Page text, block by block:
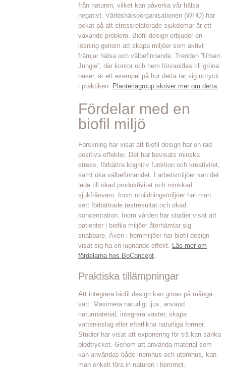
från naturen, vilket kan påverka vår hälsa
negativt. Världshälsoorganisationen (WHO) har
pekat på att stressrelaterade sjukdomar är ett
växande problem. Biofil design erbjuder en
lösning genom att skapa miljöer som aktivt
främjar hälsa och välbefinnande. Trenden ”Urban
Jungle”, där kontor och hem förvandlas till gröna
oaser, är ett exempel på hur detta tar sig uttryck
i praktiken. Planteriagroup skriver mer om detta.
Fördelar med en
biofil miljö
Forskning har visat att biofil design har en rad
positiva effekter. Det har bevisats minska
stress, förbättra kognitiv funktion och kreativitet,
samt öka välbefinnandet. I arbetsmiljöer kan det
leda till ökad produktivitet och minskad
sjukfrånvaro. Inom utbildningsmiljöer har man
sett förbättrade testresultat och ökad
koncentration. Inom vården har studier visat att
patienter i biofila miljöer återhämtar sig
snabbare. Även i hemmiljöer har biofil design
visat sig ha en lugnande effekt. Läs mer om
fördelarna hos BoConcept.
Praktiska tillämpningar
Att integrera biofil design kan göras på många
sätt. Maximera naturligt ljus, använd
naturmaterial, integrera växter, skapa
vatteninslag eller efterlikna naturliga former.
Studier har visat att exponering för trä kan sänka
blodtrycket. Genom att använda material som
kan användas både inomhus och utomhus, kan
man enkelt föra in naturen i hemmet.